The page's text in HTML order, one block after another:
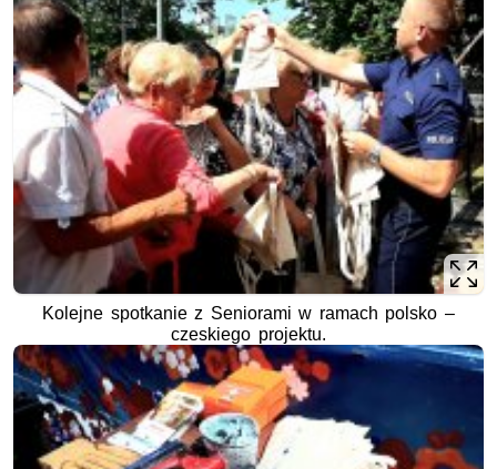
Kolejne spotkanie z Seniorami w ramach polsko –
czeskiego projektu.